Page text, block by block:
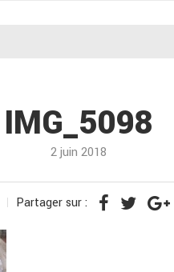
IMG_5098
2 juin 2018
Partager sur :